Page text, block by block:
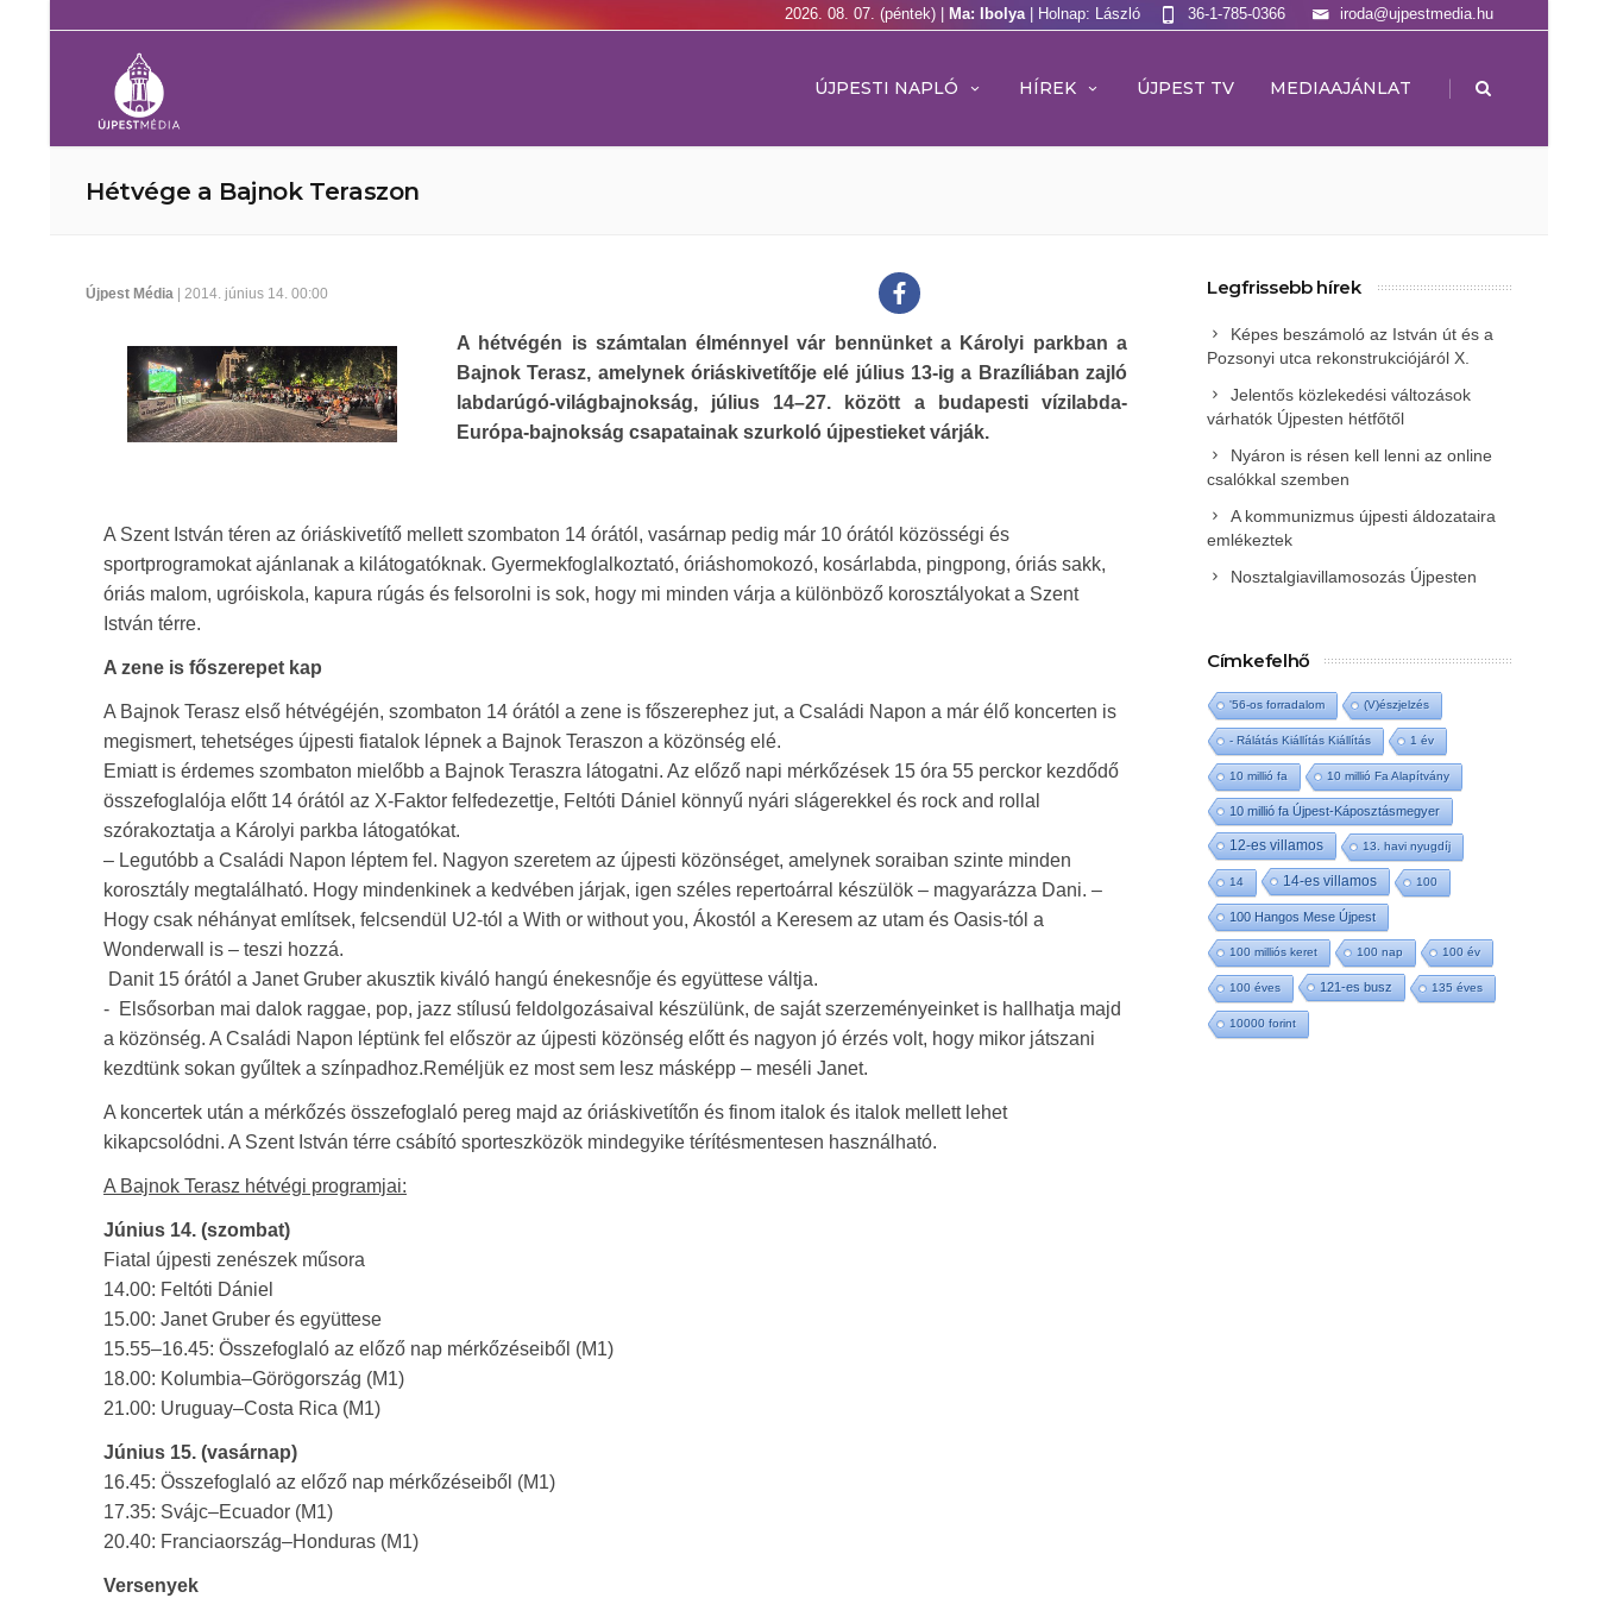
2026. 08. 07. (péntek) | Ma: Ibolya | Holnap: László iroda@ujpestmedia.hu
36-1-785-0366
ÚJPESTI NAPLÓ HÍREK ÚJPEST TV MEDIAAJÁNLAT |
Hétvége a Bajnok Teraszon
Újpest Média | 2014. június 14. 00:00
A hétvégén is számtalan élménnyel vár bennünket a Károlyi parkban a
Bajnok Terasz, amelynek óriáskivetítője elé július 13-ig a Brazíliában zajló
labdarúgó-világbajnokság, július 14–27. között a budapesti vízilabda-
Európa-bajnokság csapatainak szurkoló újpestieket várják.
A Szent István téren az óriáskivetítő mellett szombaton 14 órától, vasárnap pedig már 10 órától közösségi és
sportprogramokat ajánlanak a kilátogatóknak. Gyermekfoglalkoztató, óriáshomokozó, kosárlabda, pingpong, óriás sakk,
óriás malom, ugróiskola, kapura rúgás és felsorolni is sok, hogy mi minden várja a különböző korosztályokat a Szent
István térre.
A zene is főszerepet kap
A Bajnok Terasz első hétvégéjén, szombaton 14 órától a zene is főszerephez jut, a Családi Napon a már élő koncerten is
megismert, tehetséges újpesti fiatalok lépnek a Bajnok Teraszon a közönség elé.
Emiatt is érdemes szombaton mielőbb a Bajnok Teraszra látogatni. Az előző napi mérkőzések 15 óra 55 perckor kezdődő
összefoglalója előtt 14 órától az X-Faktor felfedezettje, Feltóti Dániel könnyű nyári slágerekkel és rock and rollal
szórakoztatja a Károlyi parkba látogatókat.
– Legutóbb a Családi Napon léptem fel. Nagyon szeretem az újpesti közönséget, amelynek soraiban szinte minden
korosztály megtalálható. Hogy mindenkinek a kedvében járjak, igen széles repertoárral készülök – magyarázza Dani. –
Hogy csak néhányat említsek, felcsendül U2-tól a With or without you, Ákostól a Keresem az utam és Oasis-tól a
Wonderwall is – teszi hozzá.
Danit 15 órától a Janet Gruber akusztik kiváló hangú énekesnője és együttese váltja.
- Elsősorban mai dalok raggae, pop, jazz stílusú feldolgozásaival készülünk, de saját szerzeményeinket is hallhatja majd
a közönség. A Családi Napon léptünk fel először az újpesti közönség előtt és nagyon jó érzés volt, hogy mikor játszani
kezdtünk sokan gyűltek a színpadhoz.Reméljük ez most sem lesz másképp – meséli Janet.
A koncertek után a mérkőzés összefoglaló pereg majd az óriáskivetítőn és finom italok és italok mellett lehet
kikapcsolódni. A Szent István térre csábító sporteszközök mindegyike térítésmentesen használható.
A Bajnok Terasz hétvégi programjai:
Június 14. (szombat)
Fiatal újpesti zenészek műsora
14.00: Feltóti Dániel
15.00: Janet Gruber és együttese
15.55–16.45: Összefoglaló az előző nap mérkőzéseiből (M1)
18.00: Kolumbia–Görögország (M1)
21.00: Uruguay–Costa Rica (M1)
Június 15. (vasárnap)
16.45: Összefoglaló az előző nap mérkőzéseiből (M1)
17.35: Svájc–Ecuador (M1)
20.40: Franciaország–Honduras (M1)
Versenyek
Legfrissebb hírek
Képes beszámoló az István út és a
Pozsonyi utca rekonstrukciójáról X.
Jelentős közlekedési változások
várhatók Újpesten hétfőtől
Nyáron is résen kell lenni az online
csalókkal szemben
A kommunizmus újpesti áldozataira
emlékeztek
Nosztalgiavillamosozás Újpesten
Címkefelhő
'56-os forradalom (V)észjelzés
- Rálátás Kiállítás Kiállítás 1 év
10 millió fa 10 millió Fa Alapítvány
10 millió fa Újpest-Káposztásmegyer
12-es villamos 13. havi nyugdíj
14 14-es villamos 100
100 Hangos Mese Újpest
100 milliós keret 100 nap 100 év
100 éves 121-es busz 135 éves
10000 forint